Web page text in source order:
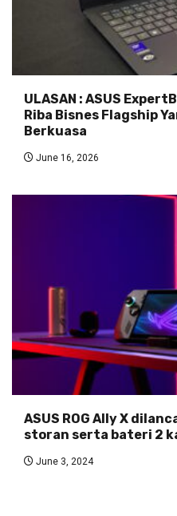
ULASAN : ASUS
Riba Bisnes Flagship
Berkuasa
June 16, 2026
ASUS ROG Ally X
storan serta bateri 2
June 3, 2024